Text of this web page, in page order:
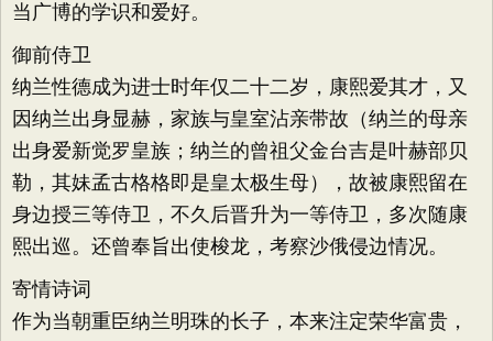
当广博的学识和爱好。
御前侍卫
纳兰性德成为进士时年仅二十二岁，康熙爱其才，又
因纳兰出身显赫，家族与皇室沾亲带故（纳兰的母亲
出身爱新觉罗皇族；纳兰的曾祖父金台吉是叶赫部贝
勒，其妹孟古格格即是皇太极生母），故被康熙留在
身边授三等侍卫，不久后晋升为一等侍卫，多次随康
熙出巡。还曾奉旨出使梭龙，考察沙俄侵边情况。
寄情诗词
作为当朝重臣纳兰明珠的长子，本来注定荣华富贵，